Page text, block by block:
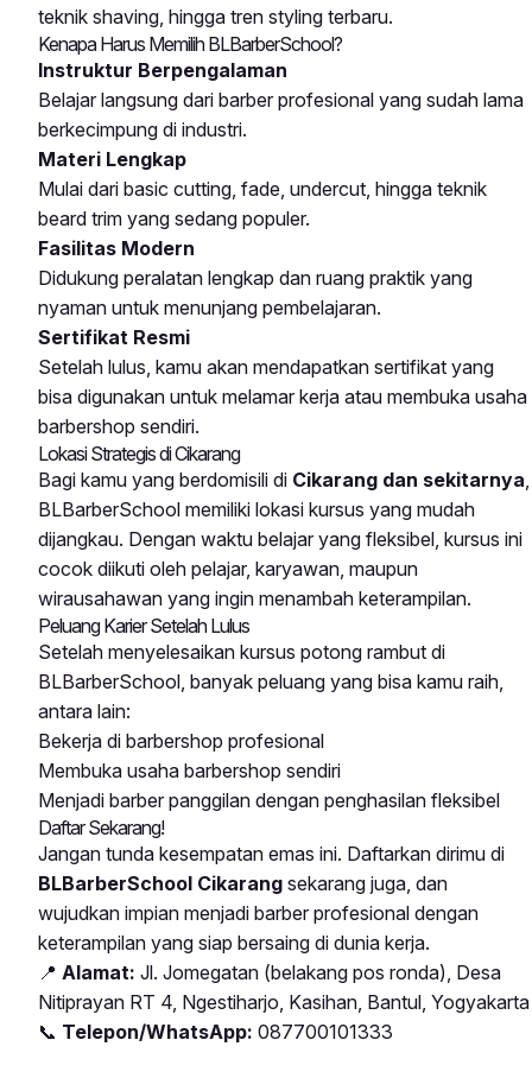
teknik shaving, hingga tren styling terbaru.
Kenapa Harus Memilih BLBarberSchool?
Instruktur Berpengalaman
Belajar langsung dari barber profesional yang sudah lama
berkecimpung di industri.
Materi Lengkap
Mulai dari basic cutting, fade, undercut, hingga teknik
beard trim yang sedang populer.
Fasilitas Modern
Didukung peralatan lengkap dan ruang praktik yang
nyaman untuk menunjang pembelajaran.
Sertifikat Resmi
Setelah lulus, kamu akan mendapatkan sertifikat yang
bisa digunakan untuk melamar kerja atau membuka usaha
barbershop sendiri.
Lokasi Strategis di Cikarang
Bagi kamu yang berdomisili di Cikarang dan sekitarnya
BLBarberSchool memiliki lokasi kursus yang mudah
dijangkau. Dengan waktu belajar yang fleksibel, kursus ini
cocok diikuti oleh pelajar, karyawan, maupun
wirausahawan yang ingin menambah keterampilan.
Peluang Karier Setelah Lulus
Setelah menyelesaikan kursus potong rambut di
BLBarberSchool, banyak peluang yang bisa kamu raih,
antara lain:
Bekerja di barbershop profesional
Membuka usaha barbershop sendiri
Menjadi barber panggilan dengan penghasilan fleksibel
Daftar Sekarang!
Jangan tunda kesempatan emas ini. Daftarkan dirimu di
BLBarberSchool Cikarang sekarang juga, dan
wujudkan impian menjadi barber profesional dengan
keterampilan yang siap bersaing di dunia kerja.
📍 Alamat: Jl. Jomegatan (belakang pos ronda), Desa
Nitiprayan RT 4, Ngestiharjo, Kasihan, Bantul, Yogyakarta
📞 Telepon/WhatsApp: 087700101333